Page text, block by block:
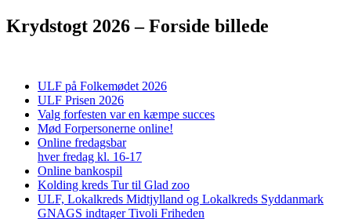
Krydstogt 2026 – Forside billede
ULF på Folkemødet 2026
ULF Prisen 2026
Valg forfesten var en kæmpe succes
Mød Forpersonerne online!
Online fredagsbar
hver fredag kl. 16-17
Online bankospil
Kolding kreds Tur til Glad zoo
ULF, Lokalkreds Midtjylland og Lokalkreds Syddanmark
GNAGS indtager Tivoli Friheden